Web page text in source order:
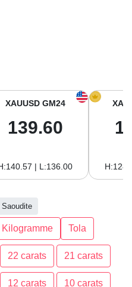
du Sud
XAUUSD GM24
139.60
| L:136.00
Kilogramme Tola
22 carats 21 carats
12 carats 10 carats